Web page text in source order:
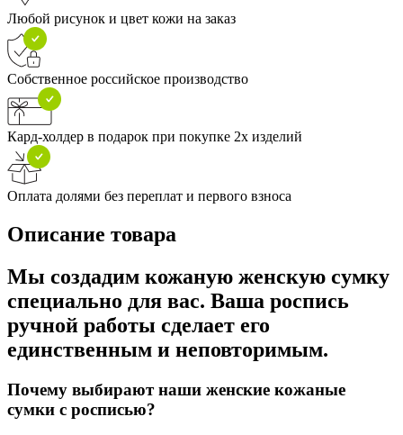
Любой рисунок и цвет кожи на заказ
Собственное российское производство
Кард-холдер в подарок при покупке 2х изделий
Оплата долями без переплат и первого взноса
Описание товара
Мы создадим кожаную женскую сумку
специально для вас. Ваша роспись
ручной работы сделает его
единственным и неповторимым.
Почему выбирают наши женские кожаные
сумки с росписью?